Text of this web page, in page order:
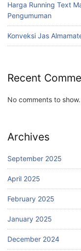
Harga Running Text
Pengumuman
Konveksi Jas
Recent
No comments to show.
Archives
September 2025
April 2025
February 2025
January 2025
December 2024